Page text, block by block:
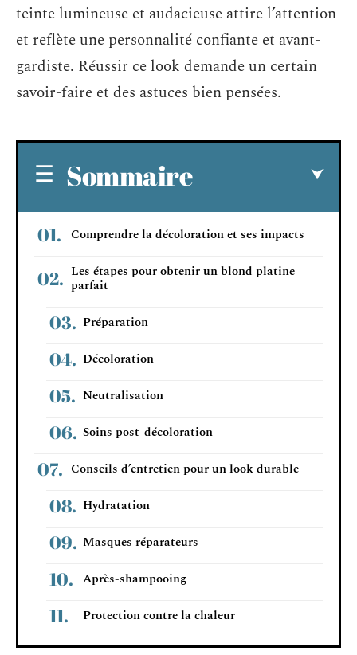
teinte lumineuse et audacieuse attire l’attention
et reflète une personnalité confiante et avant-
gardiste. Réussir ce look demande un certain
savoir-faire et des astuces bien pensées.
Sommaire
Comprendre la décoloration et ses impacts
Les étapes pour obtenir un blond platine
parfait
Préparation
Décoloration
Neutralisation
Soins post-décoloration
Conseils d’entretien pour un look durable
Hydratation
Masques réparateurs
Après-shampooing
Protection contre la chaleur